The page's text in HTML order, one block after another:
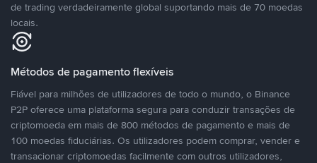
de trading verdadeiramente global suportando mais de 70 moedas
locais.
Métodos de pagamento flexíveis
Fiável para milhões de utilizadores de todo o mundo, o Binance
P2P oferece uma plataforma segura para conduzir transações de
criptomoeda em mais de 800 métodos de pagamento e mais de
100 moedas fiduciárias. Os utilizadores podem comprar, vender e
transacionar criptomoedas facilmente com outros utilizadores,